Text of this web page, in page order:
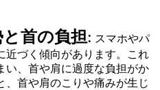
首の負担: スマホやパ
近づく傾向があります。これ
い、首や肩に過度な負担がか
、首や肩のこりや痛みが生じ